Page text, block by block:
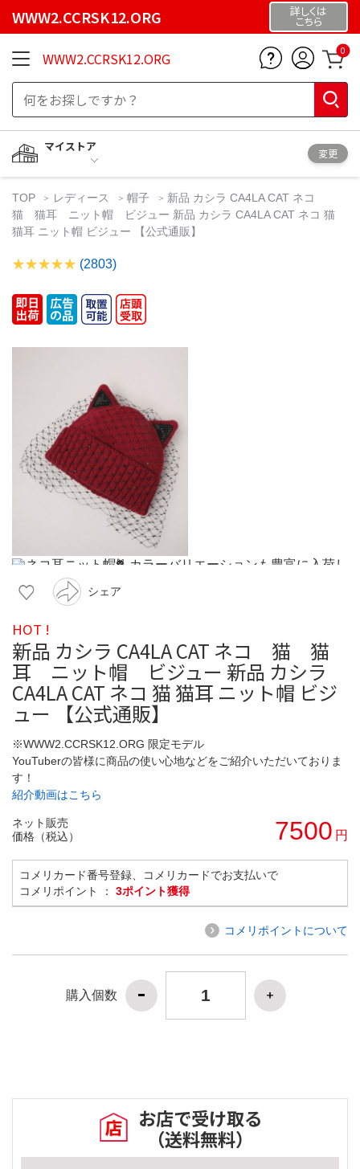
WWW2.CCRSK12.ORG 詳しくは
こちら
WWW2.CCRSK12.ORG 0
マイストア
変更
TOP レディース 帽子
新品 カシラ CA4LA CAT ネコ
猫 猫耳 ニット帽 ビジュー 新品 カシラ CA4LA CAT ネコ 猫
猫耳 ニット帽 ビジュー 【公式通販】
(2803)
シェア
HOT !
新品 カシラ CA4LA CAT ネコ 猫 猫
耳 ニット帽 ビジュー 新品 カシラ
CA4LA CAT ネコ 猫 猫耳 ニット帽 ビジ
ュー 【公式通販】
※WWW2.CCRSK12.ORG 限定モデル
YouTuberの皆様に商品の使い心地などをご紹介いただいておりま
す！
紹介動画はこちら
ネット販売
価格（税込）
7500 円
コメリカード番号登録、コメリカードでお支払いで
コメリポイント ： 3ポイント獲得
コメリポイントについて
購入個数
お店で受け取る
（送料無料）